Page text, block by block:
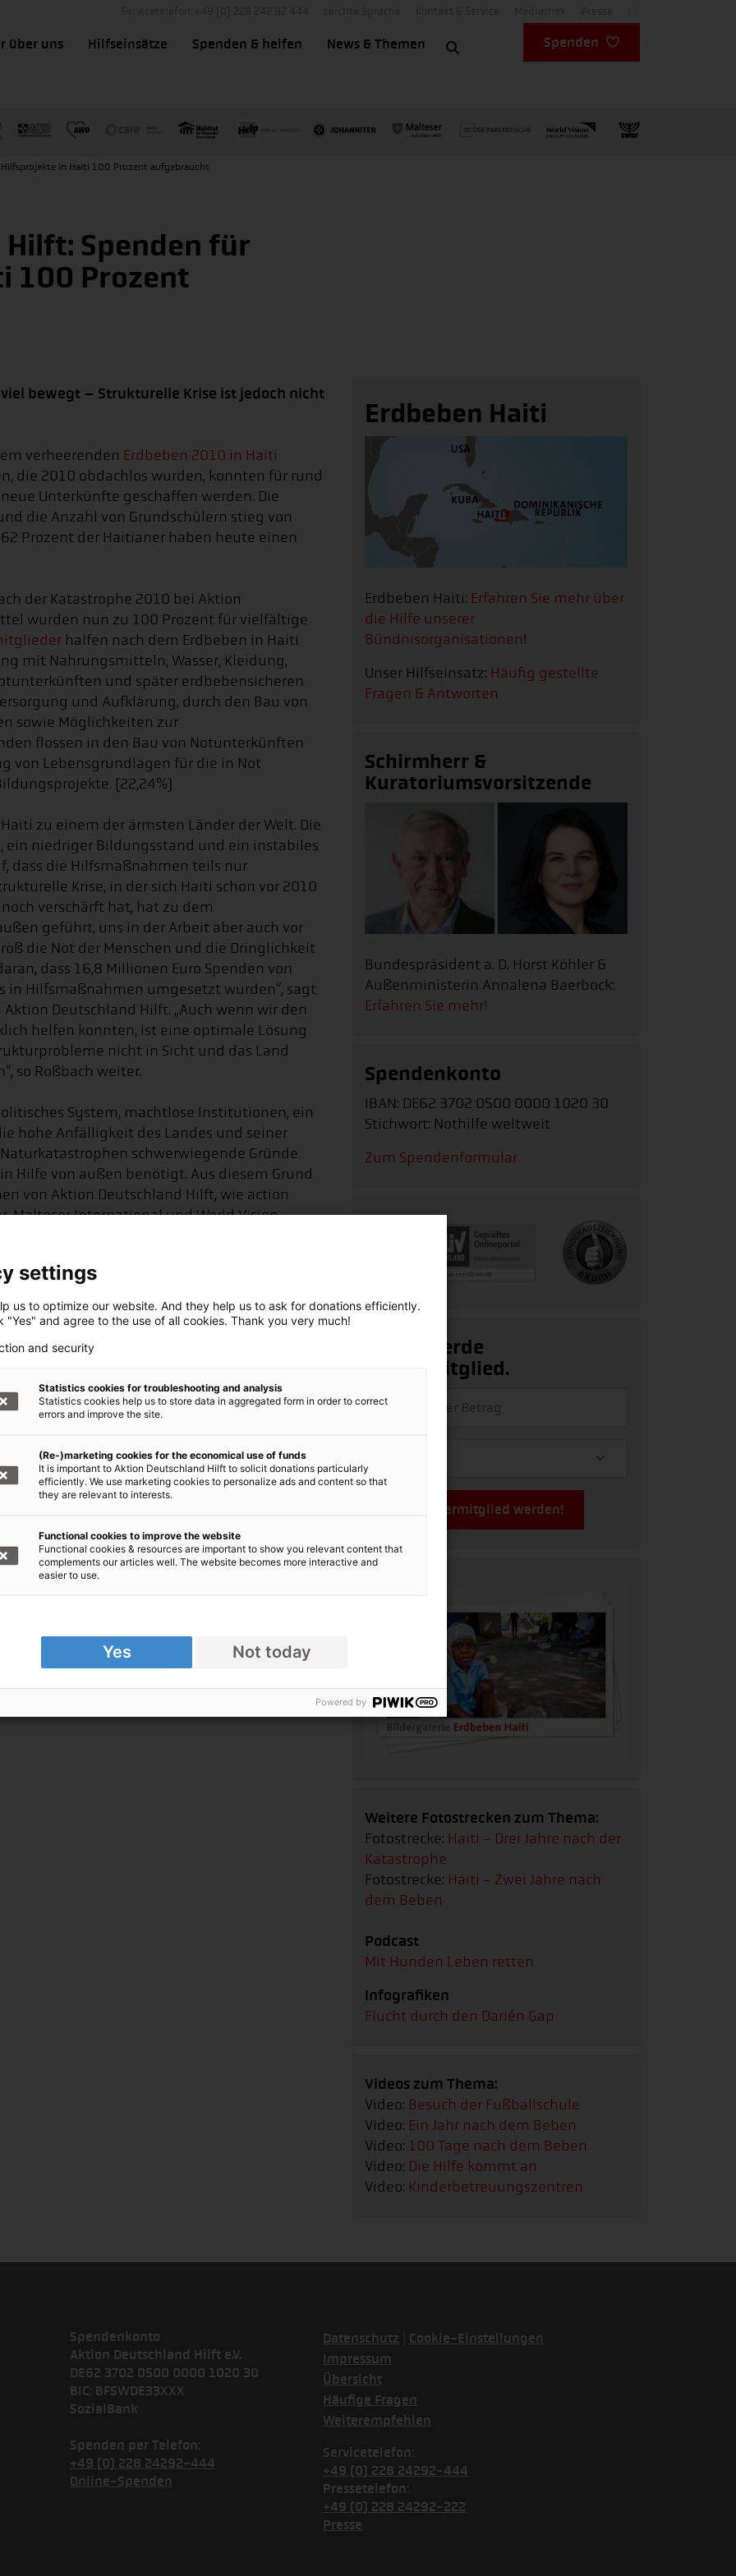
über uns Hilfseinsätze Spenden & helfen News & Themen Spenden
Hilfsprojekte in Haiti 100 Prozent aufgebraucht
Spenden für
100 Prozent
bewegt – Strukturelle Krise ist jedoch nicht
verheerenden Erdbeben 2010 in Haiti
die 2010 obdachlos wurden, konnten für rund
Unterkünfte geschaffen werden. Die
die Anzahl von Grundschülern stieg von
Prozent der Haitianer haben heute einen
der Katastrophe 2010 bei Aktion
wurden nun zu 100 Prozent für vielfältige
halfen nach dem Erdbeben in Haiti
mit Nahrungsmitteln, Wasser, Kleidung,
und später erdbebensicheren
und Aufklärung, durch den Bau von
sowie Möglichkeiten zur
flossen in den Bau von Notunterkünften
von Lebensgrundlagen für die in Not
(22,24%)
zu einem der ärmsten Länder der Welt. Die
ein niedriger Bildungsstand und ein instabiles
dass die Hilfsmaßnahmen teils nur
Krise, in der sich Haiti schon vor 2010
verschärft hat, hat zu dem
geführt, uns in der Arbeit aber auch vor
die Not der Menschen und die Dringlichkeit
dass 16,8 Millionen Euro Spenden von
in Hilfsmaßnahmen umgesetzt wurden“, sagt
Deutschland Hilft. „Auch wenn wir den
helfen konnten, ist eine optimale Lösung
nicht in Sicht und das Land
so Roßbach weiter.
System, machtlose Institutionen, ein
hohe Anfälligkeit des Landes und seiner
schwerwiegende Gründe
Hilfe von außen benötigt. Aus diesem Grund
von Aktion Deutschland Hilft, wie action
Malteser International und World Vision
des Landes und eine Stärkung der dort
Haiti finden Sie hier:
http://issuu.com/aktion-
+++
der Hilfsorganisationen,
für die Nothilfe weltweit
1020 30, BIC: BFSWDE33XXX
spenden!
Erdbeben Haiti
Erdbeben Haiti: Erfahren Sie mehr über
die Hilfe unserer
Bündnisorganisationen!
Unser Hilfseinsatz: Häufig gestellte
Fragen & Antworten
Schirmherr &
Kuratoriumsvorsitzende
Bundespräsident a. D. Horst Köhler &
Außenministerin Annalena Baerbock:
Erfahren Sie mehr!
Spendenkonto
IBAN: DE62 3702 0500 0000 1020 30
Stichwort: Nothilfe weltweit
Zum Spendenformular
Ja, ich werde
Fördermitglied.
Jetzt Fördermitglied werden!
Weitere Fotostrecken zum Thema:
Fotostrecke: Haiti - Drei Jahre nach der
Katastrophe
Fotostrecke: Haiti - Zwei Jahre nach
dem Beben
Podcast
Mit Hunden Leben retten
Infografiken
Flucht durch den Darién Gap
Videos zum Thema:
Video: Besuch der Fußballschule
Video: Ein Jahr nach dem Beben
Video: 100 Tage nach dem Beben
Video: Die Hilfe kommt an
Video: Kinderbetreuungszentren
Spendenkonto
Aktion Deutschland Hilft e.V.
DE62 3702 0500 0000 1020 30
BIC: BFSWDE33XXX
SozialBank
Spenden per Telefon:
+49 (0) 228 24292-444
Online-Spenden
Datenschutz
Cookie-Einstellungen
Impressum
Übersicht
Häufige Fragen
Weiterempfehlen
Servicetelefon:
+49 (0) 228 24292-444
Pressetelefon:
+49 (0) 228 24292-222
Presse
settings
us to optimize our website. And they help us to ask for donations efficiently.
"Yes" and agree to the use of all cookies. Thank you very much!
and security
Statistics cookies for troubleshooting and analysis
Statistics cookies help us to store data in aggregated form in order to correct
errors and improve the site.
(Re-)marketing cookies for the economical use of funds
It is important to Aktion Deutschland Hilft to solicit donations particularly
efficiently. We use marketing cookies to personalize ads and content so that
they are relevant to interests.
Functional cookies to improve the website
Functional cookies & resources are important to show you relevant content that
complements our articles well. The website becomes more interactive and
easier to use.
Yes Not today
Powered by